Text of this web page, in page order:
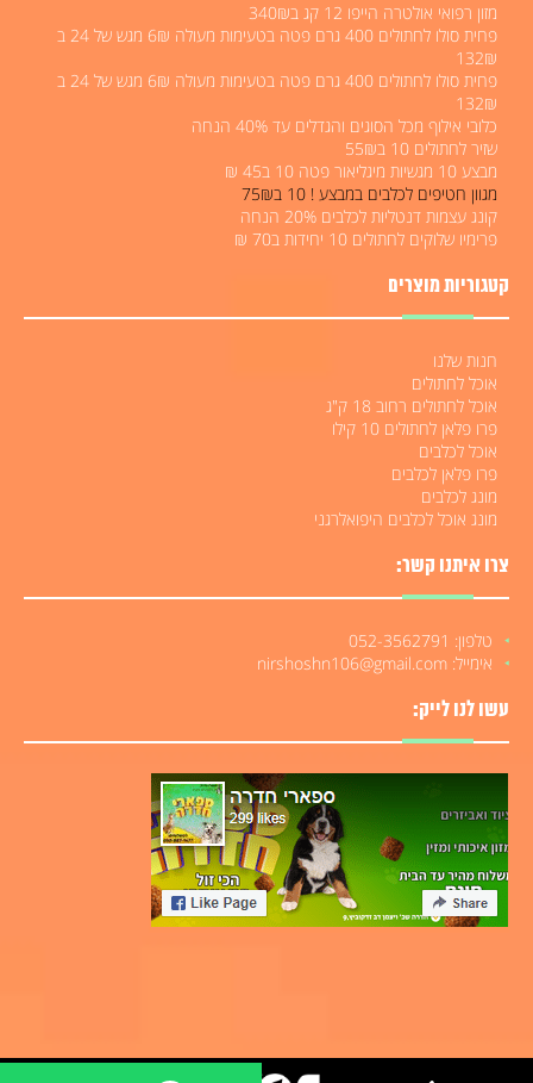
מזון רפואי אולטרה הייפו 12 קג ב340₪
פחית סולו לחתולים 400 גרם פטה בטעימות מעולה 6₪ מגש של 24 ב
132₪
פחית סולו לחתולים 400 גרם פטה בטעימות מעולה 6₪ מגש של 24 ב
132₪
כלובי אילוף מכל הסוגים והגדלים עד 40% הנחה
שזיר לחתולים 10 ב55₪
מבצע 10 מגשיות מיגליאור פטה 10 ב45 ₪
מגוון חטיפים לכלבים במבצע ! 10 ב75₪
קונג עצמות דנטליות לכלבים 20% הנחה
פרימיו שלוקים לחתולים 10 יחידות ב70 ₪
קטגוריות מוצרים
חנות שלנו
אוכל לחתולים
אוכל לחתולים רחוב 18 ק"ג
פרו פלאן לחתולים 10 קילו
אוכל לכלבים
פרו פלאן לכלבים
מונג לכלבים
מונג אוכל לכלבים היפואלרגני
צרו איתנו קשר:
טלפון: 052-3562791
אימייל: nirshoshn106@gmail.com
עשו לנו לייק: